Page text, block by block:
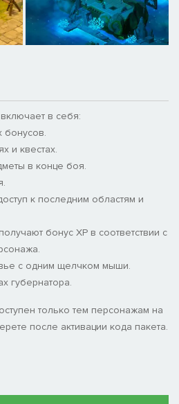
в себя:
бонусов.
и квестах.
в конце боя.
к последним областям и
бонус XP в соответствии с
с одним щелчком мыши.
губернатора.
только тем персонажам на
после активации кода пакета.